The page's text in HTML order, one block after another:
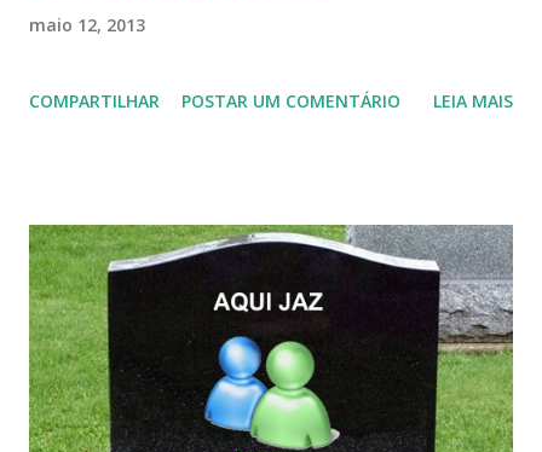
maio 12, 2013
COMPARTILHAR POSTAR UM COMENTÁRIO LEIA MAIS